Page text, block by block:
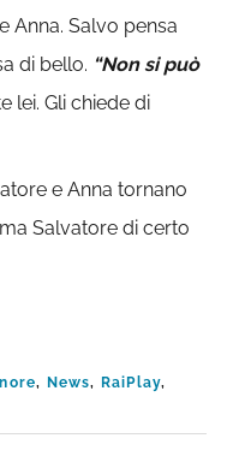
Anna. Salvo pensa
di bello. “Non si può
lei. Gli chiede di
e Anna tornano
Salvatore di certo
, News, RaiPlay,